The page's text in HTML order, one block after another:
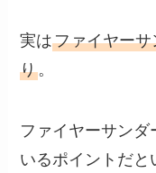
実はファイヤー
り。
ファイヤーサン
いるポイントだと